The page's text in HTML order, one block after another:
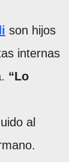
son hijos
internas
“Lo
al